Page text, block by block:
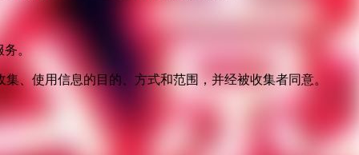
。
、使用信息的目的、方式和范围，并经被收集者同意。